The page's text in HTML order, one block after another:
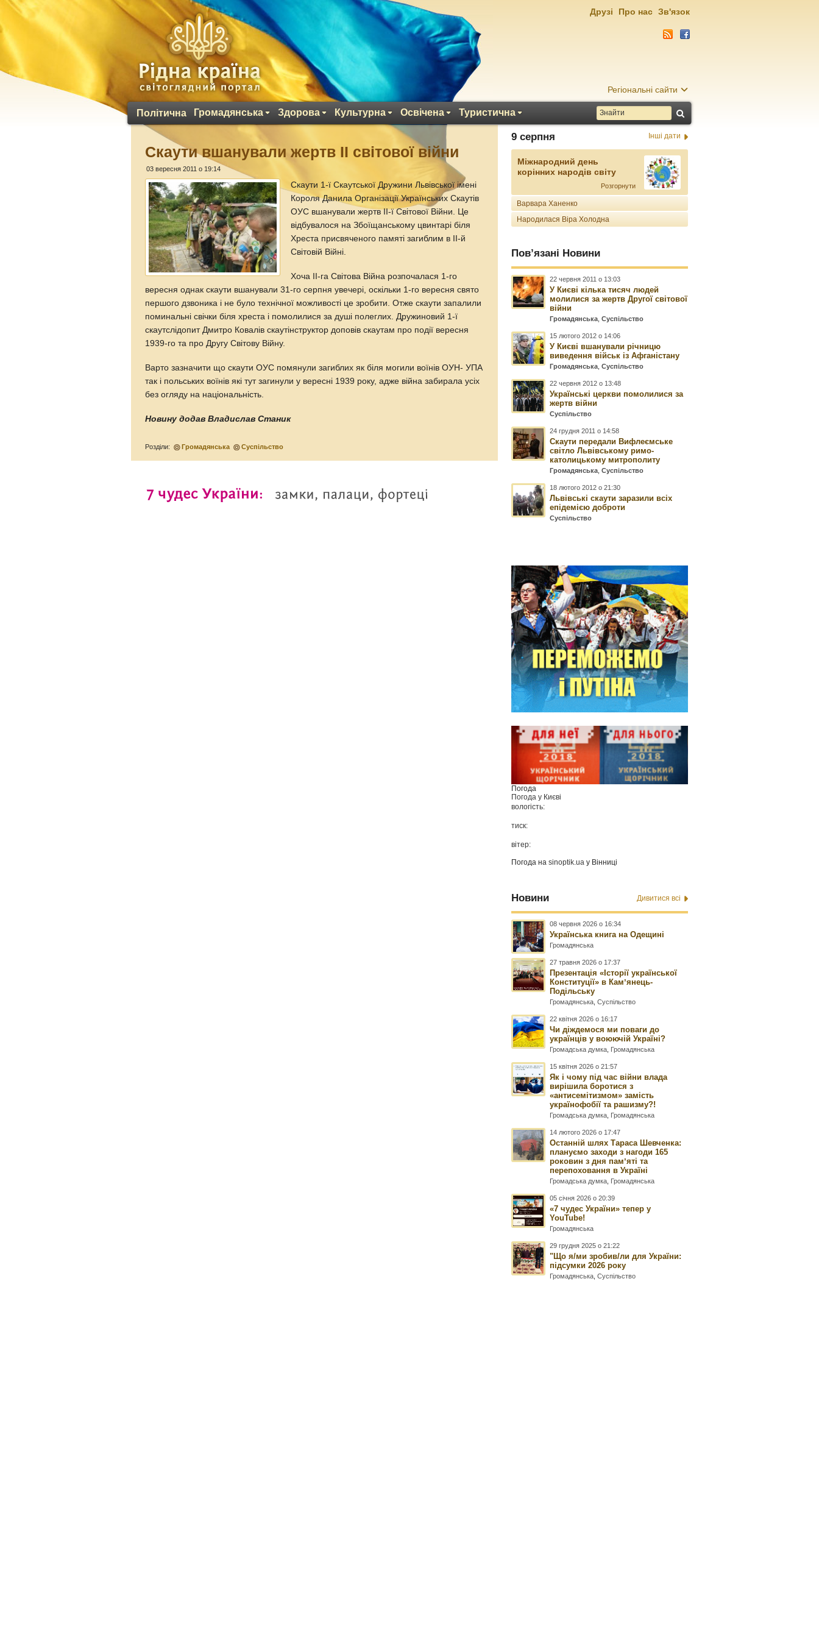
Регіональні сайти
Політична Громадянська Здорова Культурна Освічена Туристична
Друзі Про нас Зв'язок
Скаути вшанували жертв ІІ світової війни
03 вересня 2011 о 19:14
Скаути 1-ї Скаутської Дружини Львівської імені
Короля Данила Організації Українських Скаутів
ОУС вшанували жертв ІІ-ї Світової Війни. Це
відбувалося на Збоїщанському цвинтарі біля
Хреста присвяченого памяті загиблим в ІІ-й
Світовій Війні.
Хоча ІІ-га Світова Війна розпочалася 1-го
вересня однак скаути вшанували 31-го серпня увечері, оскільки 1-го вересня свято
першого дзвоника і не було технічної можливості це зробити. Отже скаути запалили
поминальні свічки біля хреста і помолилися за душі полеглих. Дружиновий 1-ї
скаутслідопит Дмитро Ковалів скаутінструктор доповів скаутам про події вересня
1939-го та про Другу Світову Війну.
Варто зазначити що скаути ОУС помянули загиблих як біля могили воїнів ОУН- УПА
так і польських воїнів які тут загинули у вересні 1939 року, адже війна забирала усіх
без огляду на національність.
Новину додав Владислав Станик
Розділи: Громадянська Суспільство
9 серпня Інші дати
Міжнародний день
корінних народів світу
Розгорнути
Варвара Ханенко
Народилася Віра Холодна
Пов’язані Новини
22 червня 2011 о 13:03
У Києві кілька тисяч людей
молилися за жертв Другої світової
війни
Громадянська ,Суспільство
15 лютого 2012 о 14:06
У Києві вшанували річницю
виведення військ із Афганістану
Громадянська ,Суспільство
22 червня 2012 о 13:48
Українські церкви помолилися за
жертв війни
Суспільство
24 грудня 2011 о 14:58
Скаути передали Вифлеємське
світло Львівському римо-
католицькому митрополиту
Громадянська ,Суспільство
18 лютого 2012 о 21:30
Львівські скаути заразили всіх
епідемією доброти
Суспільство
Погода
Погода у Києві
вологість:
тиск:
вітер:
Погода наsinoptik.ua у Вінниці
Новини Дивитися всі
08 червня 2026 о 16:34
Українська книга на Одещині
Громадянська
27 травня 2026 о 17:37
Презентація «Історії української
Конституції» в Камʼянець-
Подільську
Громадянська ,Суспільство
22 квітня 2026 о 16:17
Чи діждемося ми поваги до
українців у воюючій Україні?
Громадська думка Громадянська
15 квітня 2026 о 21:57
Як і чому під час війни влада
вирішила боротися з
«антисемітизмом» замість
українофобії та рашизму?!
Громадська думка Громадянська
14 лютого 2026 о 17:47
Останній шлях Тараса Шевченка:
плануємо заходи з нагоди 165
роковин з дня памʼяті та
перепоховання в Україні
Громадська думка Громадянська
05 січня 2026 о 20:39
«7 чудес України» тепер у
YouTube!
Громадянська
29 грудня 2025 о 21:22
"Що я/ми зробив/ли для України:
підсумки 2026 року
Громадянська ,Суспільство